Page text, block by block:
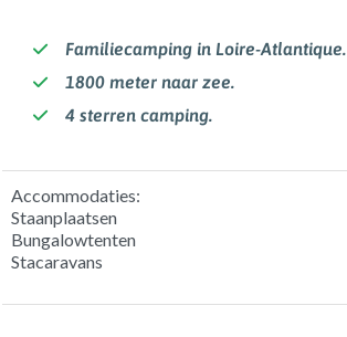
Familiecamping in Loire-Atlantique.
1800 meter naar zee.
4 sterren camping.
Accommodaties:
Staanplaatsen
Bungalowtenten
Stacaravans